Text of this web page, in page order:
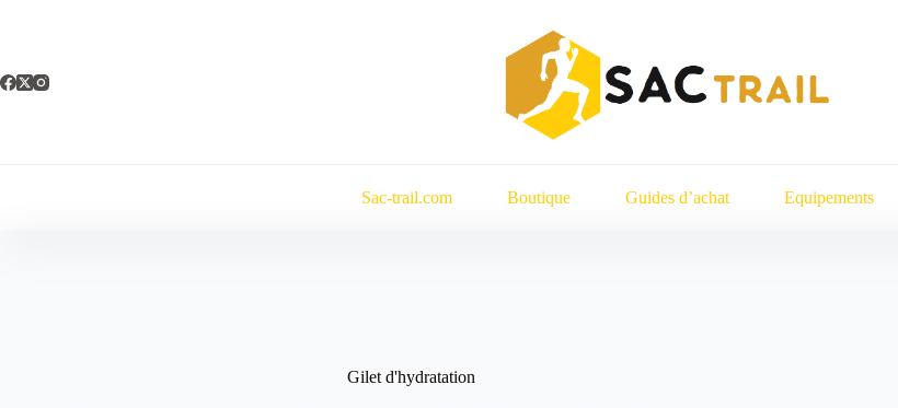
Sac-trail.com Boutique Guides d’achat Equipements
Gilet d'hydratation